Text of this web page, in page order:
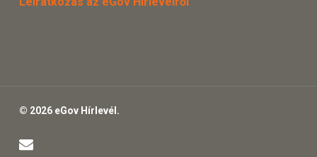
© 2026 eGov Hírlevél.
email